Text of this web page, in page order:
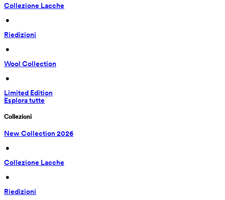
Collezione Lacche
•
Riedizioni
•
Wool Collection
•
Limited Edition
Esplora tutte
Collezioni
New Collection 2026
•
Collezione Lacche
•
Riedizioni